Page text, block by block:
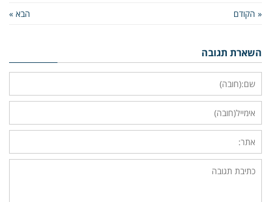
« הקודם הבא »
השארת תגובה